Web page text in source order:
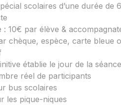
scolaires d’une durée de
: 10€ par élève &
chèque, espèce, carte bleue
établie le jour de la
réel de participants
bus scolaires
les pique-niques